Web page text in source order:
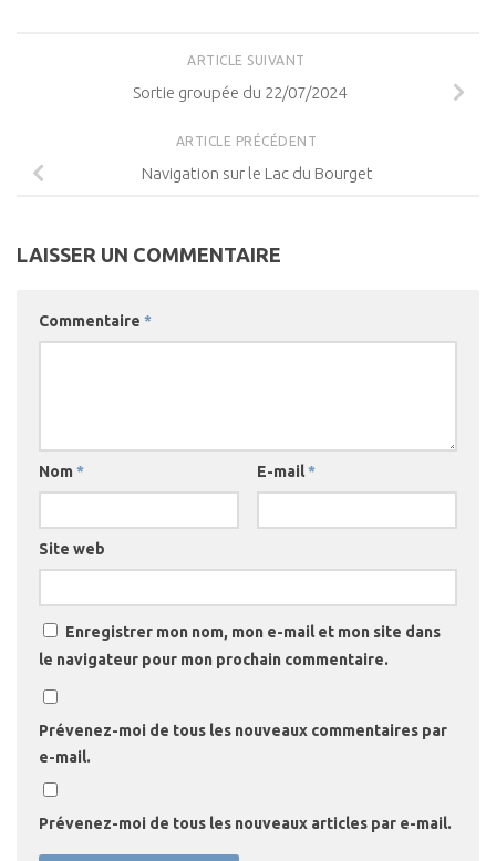
ARTICLE SUIVANT
Sortie groupée du 22/07/2024
ARTICLE PRÉCÉDENT
Navigation sur le Lac du Bourget
LAISSER UN COMMENTAIRE
Commentaire *
Nom * E-mail*
Site web
Enregistrer mon nom, mon e-mail et mon site dans
le navigateur pour mon prochain commentaire.
Prévenez-moi de tous les nouveaux commentaires par
e-mail.
Prévenez-moi de tous les nouveaux articles par e-mail.